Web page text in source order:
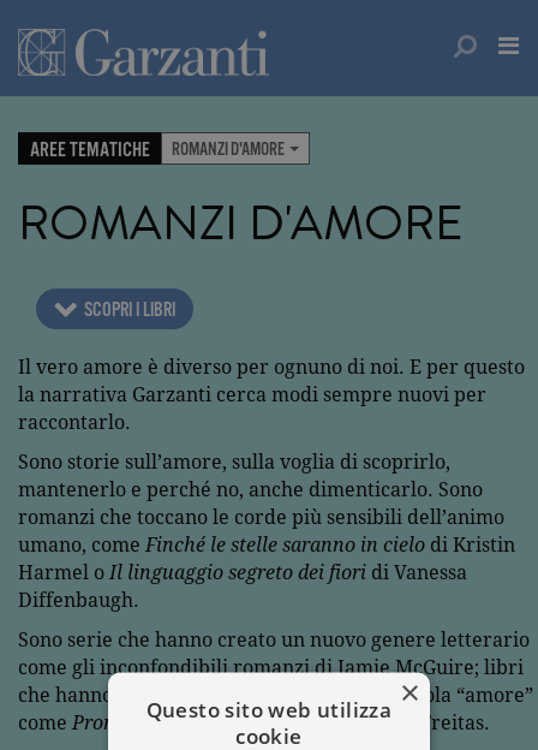
AREE TEMATICHE ROMANZI D'AMORE
ROMANZI D'AMORE
SCOPRI I LIBRI
Il vero amore è diverso per ognuno di noi. E per questo
la narrativa Garzanti cerca modi sempre nuovi per
raccontarlo.
Sono storie sull’amore, sulla voglia di scoprirlo,
mantenerlo e perché no, anche dimenticarlo. Sono
romanzi che toccano le corde più sensibili dell’animo
umano, come Finché le stelle saranno in cielo di Kristin
Harmel o Il linguaggio segreto dei fiori di Vanessa
Diffenbaugh.
Sono serie che hanno creato un nuovo genere letterario
come gli inconfondibili romanzi di Jamie McGuire; libri
che hanno dato un nuovo significato alla parola “amore”
come Prometto di sbagliare di Pedro Chagas Freitas.
×
Questo sito web utilizza
cookie